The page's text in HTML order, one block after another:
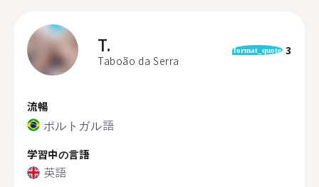
T.
Taboão da Serra
format_quote 3
流暢
ポルトガル語
学習中の言語
英語